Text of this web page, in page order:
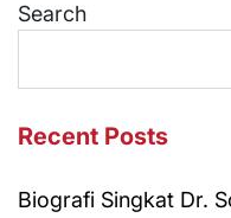
Search
Recent Posts
Biografi Singkat Dr.